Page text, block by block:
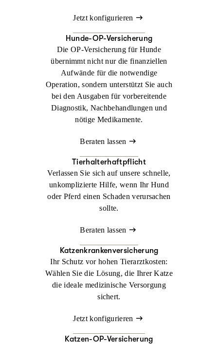
Jetzt konfigurieren
Hunde-OP-Versicherung
Die OP-Versicherung für Hunde
übernimmt nicht nur die finanziellen
Aufwände für die notwendige
Operation, sondern unterstützt Sie auch
bei den Ausgaben für vorbereitende
Diagnostik, Nachbehandlungen und
nötige Medikamente.
Beraten lassen
Tierhalterhaftpflicht
Verlassen Sie sich auf unsere schnelle,
unkomplizierte Hilfe, wenn Ihr Hund
oder Pferd einen Schaden verursachen
sollte.
Beraten lassen
Katzenkrankenversicherung
Ihr Schutz vor hohen Tierarztkosten:
Wählen Sie die Lösung, die Ihrer Katze
die ideale medizinische Versorgung
sichert.
Jetzt konfigurieren
Katzen-OP-Versicherung